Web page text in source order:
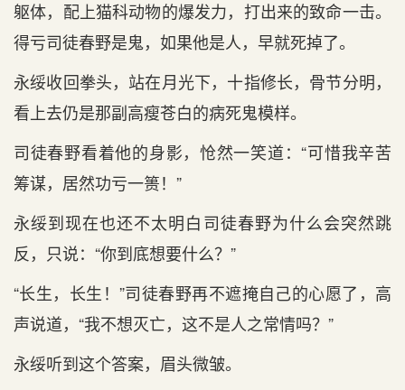
躯体，配上猫科动物的爆发力，打出来的致命一击。
得亏司徒春野是鬼，如果他是人，早就死掉了。
永绥收回拳头，站在月光下，十指修长，骨节分明，
看上去仍是那副高瘦苍白的病死鬼模样。
司徒春野看着他的身影，怆然一笑道：“可惜我辛苦
筹谋，居然功亏一篑！”
永绥到现在也还不太明白司徒春野为什么会突然跳
反，只说：“你到底想要什么？”
“长生，长生！”司徒春野再不遮掩自己的心愿了，高
声说道，“我不想灭亡，这不是人之常情吗？”
永绥听到这个答案，眉头微皱。